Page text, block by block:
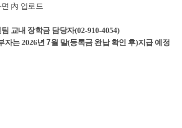
內 업로드
교내 장학금 담당자(02-910-4054)
자는 2026년 7월 말(등록금 완납 확인 후)지급 예정